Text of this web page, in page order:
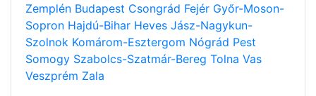
Zemplén Budapest Csongrád Fejér Győr-Moson-
Sopron Hajdú-Bihar Heves Jász-Nagykun-
Szolnok Komárom-Esztergom Nógrád Pest
Somogy Szabolcs-Szatmár-Bereg Tolna Vas
Veszprém Zala